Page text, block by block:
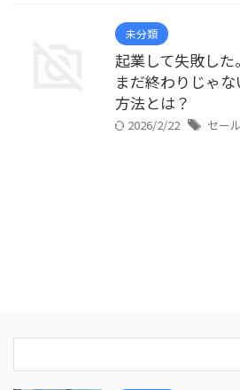
未分類
起業して失敗した
まだ終わりじゃ
方法とは？
2026/2/22 セー